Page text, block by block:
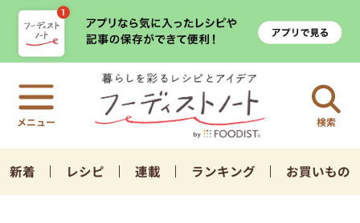
検索
新着 レシピ 連載 ランキング お買いもの